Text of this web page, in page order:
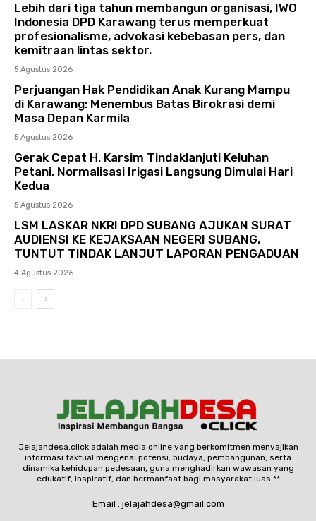
Lebih dari tiga tahun membangun organisasi, IWO
Indonesia DPD Karawang terus memperkuat
profesionalisme, advokasi kebebasan pers, dan
kemitraan lintas sektor.
5 Agustus 2026
Perjuangan Hak Pendidikan Anak Kurang Mampu
di Karawang: Menembus Batas Birokrasi demi
Masa Depan Karmila
5 Agustus 2026
Gerak Cepat H. Karsim Tindaklanjuti Keluhan
Petani, Normalisasi Irigasi Langsung Dimulai Hari
Kedua
5 Agustus 2026
LSM LASKAR NKRI DPD SUBANG AJUKAN SURAT
AUDIENSI KE KEJAKSAAN NEGERI SUBANG,
TUNTUT TINDAK LANJUT LAPORAN PENGADUAN
4 Agustus 2026
Jelajahdesa.click adalah media online yang berkomitmen menyajikan
informasi faktual mengenai potensi, budaya, pembangunan, serta
dinamika kehidupan pedesaan, guna menghadirkan wawasan yang
edukatif, inspiratif, dan bermanfaat bagi masyarakat luas.**
Email : jelajahdesa@gmail.com